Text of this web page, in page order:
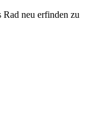
Rad neu erfinden zu